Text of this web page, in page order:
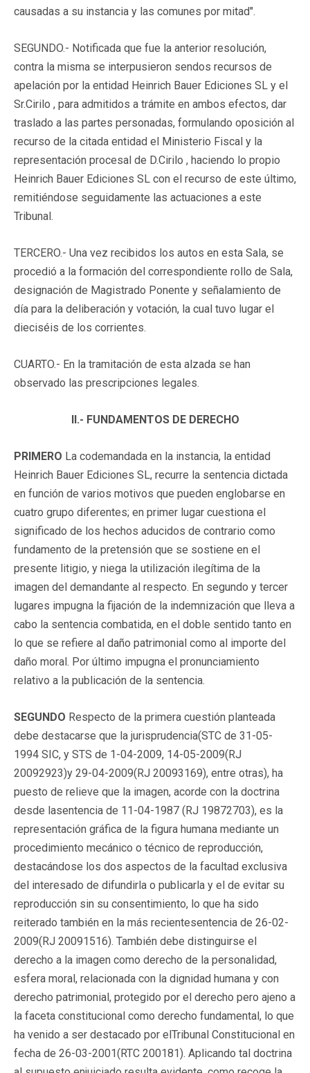
causadas a su instancia y las comunes por mitad".
SEGUNDO.- Notificada que fue la anterior resolución,
contra la misma se interpusieron sendos recursos de
apelación por la entidad Heinrich Bauer Ediciones SL y el
Sr.Cirilo , para admitidos a trámite en ambos efectos, dar
traslado a las partes personadas, formulando oposición al
recurso de la citada entidad el Ministerio Fiscal y la
representación procesal de D.Cirilo , haciendo lo propio
Heinrich Bauer Ediciones SL con el recurso de este último,
remitiéndose seguidamente las actuaciones a este
Tribunal.
TERCERO.- Una vez recibidos los autos en esta Sala, se
procedió a la formación del correspondiente rollo de Sala,
designación de Magistrado Ponente y señalamiento de
día para la deliberación y votación, la cual tuvo lugar el
dieciséis de los corrientes.
CUARTO.- En la tramitación de esta alzada se han
observado las prescripciones legales.
II.- FUNDAMENTOS DE DERECHO
PRIMERO La codemandada en la instancia, la entidad
Heinrich Bauer Ediciones SL, recurre la sentencia dictada
en función de varios motivos que pueden englobarse en
cuatro grupo diferentes; en primer lugar cuestiona el
significado de los hechos aducidos de contrario como
fundamento de la pretensión que se sostiene en el
presente litigio, y niega la utilización ilegítima de la
imagen del demandante al respecto. En segundo y tercer
lugares impugna la fijación de la indemnización que lleva a
cabo la sentencia combatida, en el doble sentido tanto en
lo que se refiere al daño patrimonial como al importe del
daño moral. Por último impugna el pronunciamiento
relativo a la publicación de la sentencia.
SEGUNDO Respecto de la primera cuestión planteada
debe destacarse que la jurisprudencia(STC de 31-05-
1994 SIC, y STS de 1-04-2009, 14-05-2009(RJ
20092923)y 29-04-2009(RJ 20093169), entre otras), ha
puesto de relieve que la imagen, acorde con la doctrina
desde lasentencia de 11-04-1987 (RJ 19872703), es la
representación gráfica de la figura humana mediante un
procedimiento mecánico o técnico de reproducción,
destacándose los dos aspectos de la facultad exclusiva
del interesado de difundirla o publicarla y el de evitar su
reproducción sin su consentimiento, lo que ha sido
reiterado también en la más recientesentencia de 26-02-
2009(RJ 20091516). También debe distinguirse el
derecho a la imagen como derecho de la personalidad,
esfera moral, relacionada con la dignidad humana y con
derecho patrimonial, protegido por el derecho pero ajeno a
la faceta constitucional como derecho fundamental, lo que
ha venido a ser destacado por elTribunal Constitucional en
fecha de 26-03-2001(RTC 200181). Aplicando tal doctrina